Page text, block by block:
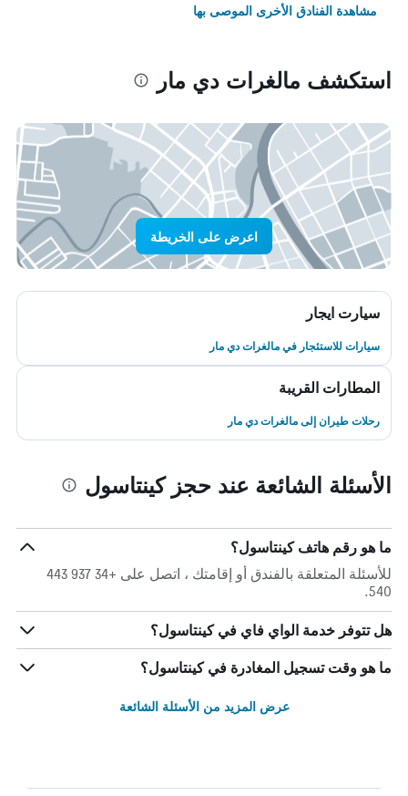
مشاهدة الفنادق الأخرى الموصى بها
استكشف مالغرات دي مار
اعرض على الخريطة
سيارت ايجار
سيارات للاستئجار في مالغرات دي مار
المطارات القريبة
رحلات طيران إلى مالغرات دي مار
الأسئلة الشائعة عند حجز كينتاسول
ما هو رقم هاتف كينتاسول؟
للأسئلة المتعلقة بالفندق أو إقامتك ، اتصل على +34 937 443
540.
هل تتوفر خدمة الواي فاي في كينتاسول؟
ما هو وقت تسجيل المغادرة في كينتاسول؟
عرض المزيد من الأسئلة الشائعة